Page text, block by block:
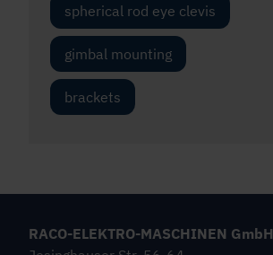
spherical rod eye clevis
gimbal mounting
brackets
RACO-ELEKTRO-MASCHINEN GmbH